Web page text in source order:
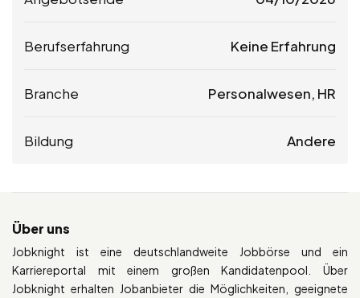
Berufserfahrung Keine Erfahrung
Branche Personalwesen, HR
Bildung Andere
Über uns
Jobknight ist eine deutschlandweite Jobbörse und ein
Karriereportal mit einem großen Kandidatenpool. Über
Jobknight erhalten Jobanbieter die Möglichkeiten, geeignete